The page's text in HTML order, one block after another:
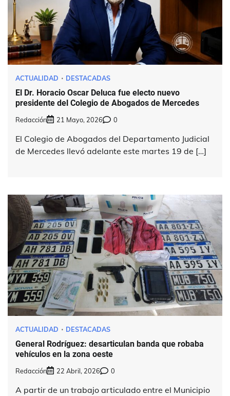
ACTUALIDAD DESTACADAS
El Dr. Horacio Oscar Deluca fue electo nuevo
presidente del Colegio de Abogados de Mercedes
Redacción 21 Mayo, 2026 0
El Colegio de Abogados del Departamento Judicial
de Mercedes llevó adelante este martes 19 de […]
ACTUALIDAD DESTACADAS
General Rodríguez: desarticulan banda que robaba
vehículos en la zona oeste
Redacción 22 Abril, 2026 0
A partir de un trabajo articulado entre el Municipio